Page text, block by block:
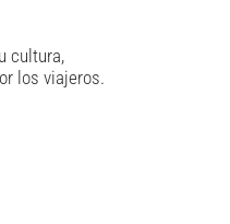
cultura,
los viajeros.